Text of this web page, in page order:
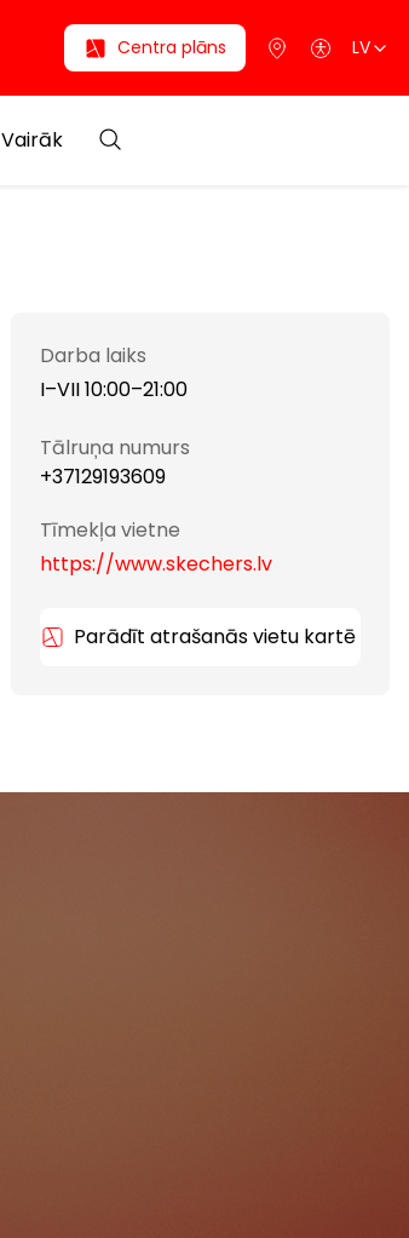
Centra plāns LV
Vairāk
Darba laiks
I–VII 10:00–21:00
Tālruņa numurs
+37129193609
Tīmekļa vietne
https://www.skechers.lv
Parādīt atrašanās vietu kartē